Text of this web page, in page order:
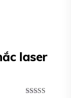
laser